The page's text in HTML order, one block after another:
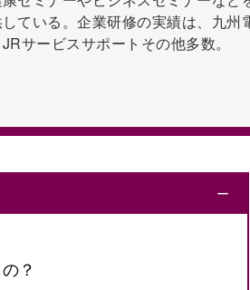
ている。企業研修の実績は、九州
サービスサポートその他多数。
ー
？